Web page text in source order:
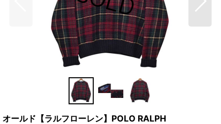
オールド【ラルフローレン】POLO RALPH